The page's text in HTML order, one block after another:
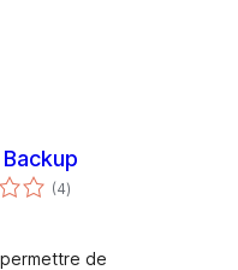
(4एकूण
मूल्यांकन
)
de